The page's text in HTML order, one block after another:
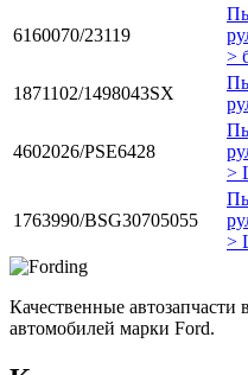
6160070/23119
>
1871102/1498043SX
4602026/PSE6428
>
1763990/BSG30705055
>
Качественные
автомобилей марки Ford.